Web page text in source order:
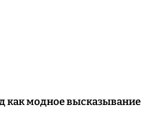
как модное высказывание